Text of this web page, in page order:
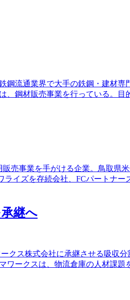
鋼流通業界で大手の鉄鋼・建材専
、鋼材販売事業を行っている。目
売事業を手がける企業。鳥取県
イズを存続会社、FCパートナー
継へ
クス株式会社に承継させる吸収
ワークスは、物流倉庫の人材課題